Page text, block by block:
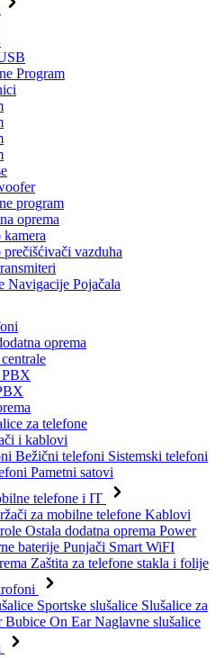
Program
program
oprema
prečišćivači vazduha
Navigacije Pojačala
oprema
za telefone
i kablovi
Bežični telefoni Sistemski telefoni
Pametni satovi
telefone i IT
za mobilne telefone Kablovi
Ostala dodatna oprema Power
baterije Punjači Smart WiFI
Zaštita za telefone stakla i folije
Sportske slušalice Slušalice za
Bubice On Ear Naglavne slušalice